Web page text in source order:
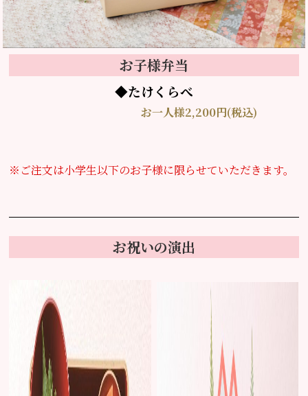
お子様弁当
◆たけくらべ
お一人様2,200円(税込)
※ご注文は小学生以下のお子様に限らせていただきます。
お祝いの演出